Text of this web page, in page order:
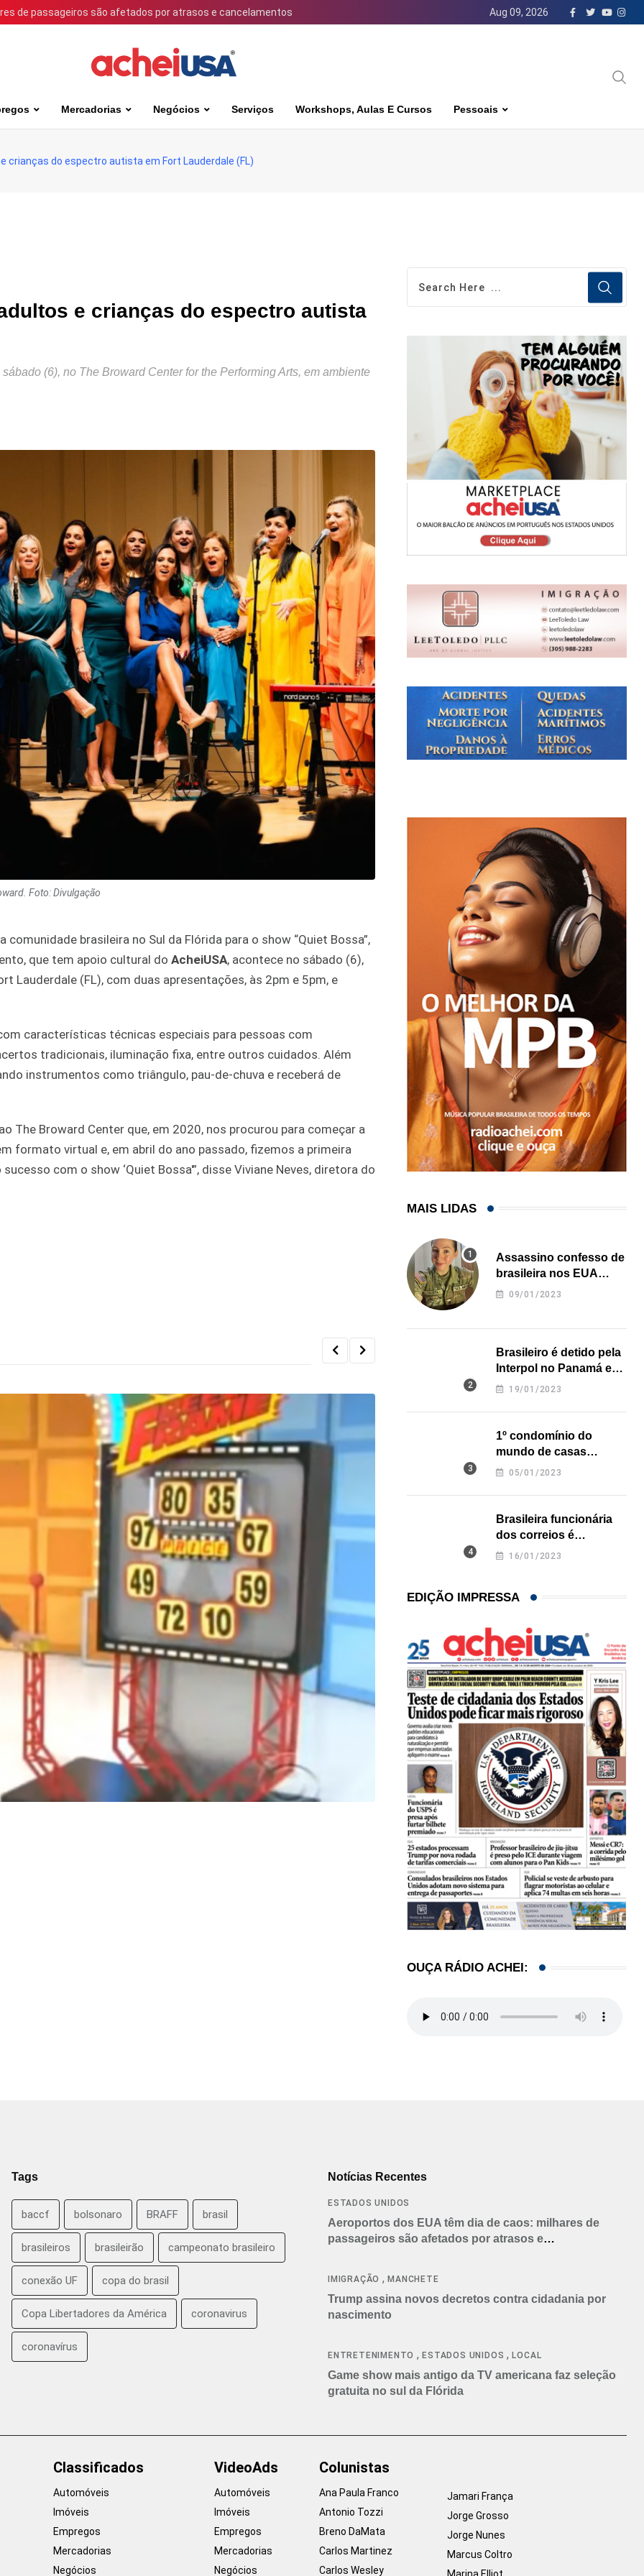
de passageiros são afetados por atrasos e cancelamentos Aug 09, 2026
Mercadorias Negócios Serviços Workshops, Aulas E Cursos Pessoais
crianças do espectro autista em Fort Lauderdale (FL)
e crianças do espectro autista
(6), no The Broward Center for the Performing Arts, em ambiente
Foto: Divulgação
brasileira no Sul da Flórida para o show “Quiet Bossa”,
que tem apoio cultural do AcheiUSA, acontece no sábado (6),
Lauderdale (FL), com duas apresentações, às 2pm e 5pm, e
características técnicas especiais para pessoas com
tradicionais, iluminação fixa, entre outros cuidados. Além
instrumentos como triângulo, pau-de-chuva e receberá de
The Broward Center que, em 2020, nos procurou para começar a
formato virtual e, em abril do ano passado, fizemos a primeira
com o show ‘Quiet Bossa'”, disse Viviane Neves, diretora do
Influenciadora evangélica de Orlando (FL)
07/08/2026
MAIS LIDAS
Assassino confesso de
brasileira nos EUA
revela onde deixou o
09/01/2023
Brasileiro é detido pela
Interpol no Panamá e
pode pegar prisão
19/01/2023
1º condomínio do
mundo de casas
impressas em 3D é
05/01/2023
Brasileira funcionária
dos correios é
assassinada a facadas
16/01/2023
EDIÇÃO IMPRESSA
OUÇA RÁDIO ACHEI:
Tags
baccf bolsonaro BRAFF brasil
brasileiros brasileirão campeonato brasileiro
conexão UF copa do brasil
Copa Libertadores da América coronavirus
coronavírus
Notícias Recentes
ESTADOS UNIDOS
Aeroportos dos EUA têm dia de caos: milhares de
passageiros são afetados por atrasos e
IMIGRAÇÃO ,MANCHETE
Trump assina novos decretos contra cidadania por
nascimento
ENTRETENIMENTO ,ESTADOS UNIDOS ,LOCAL
Game show mais antigo da TV americana faz seleção
gratuita no sul da Flórida
Classificados
Automóveis
Imóveis
Empregos
Mercadorias
Negócios
VideoAds
Automóveis
Imóveis
Empregos
Mercadorias
Negócios
Colunistas
Ana Paula Franco
Antonio Tozzi
Breno DaMata
Carlos Martinez
Carlos Wesley
Jamari França
Jorge Grosso
Jorge Nunes
Marcus Coltro